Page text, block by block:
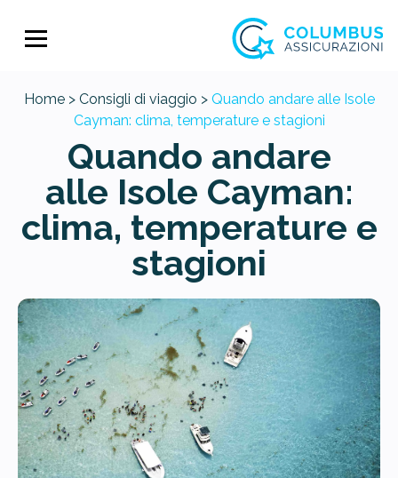
Home > Consigli di viaggio > Quando andare alle Isole
Cayman: clima, temperature e stagioni
Quando andare
alle Isole Cayman:
clima, temperature e
stagioni